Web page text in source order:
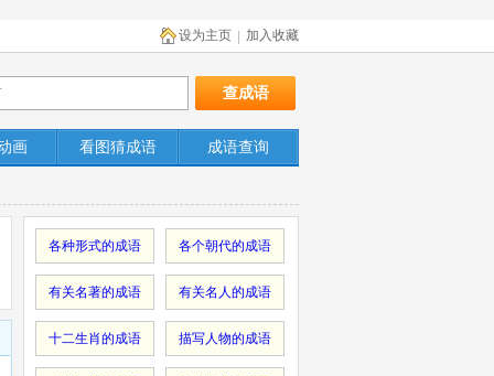
加入收藏
设为主页
画 看图猜成语 成语查询
各种形式的成语 各个朝代的成语
有关名著的成语 有关名人的成语
十二生肖的成语 描写人物的成语